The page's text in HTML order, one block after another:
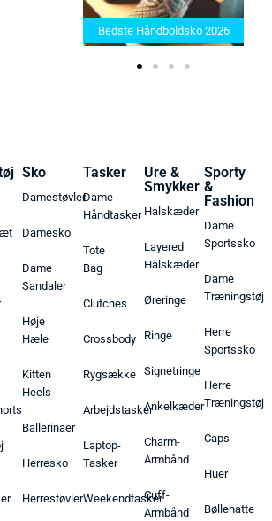
Håndboldsko 2026
Bedste
2025: Find den rette til
behov
Sko
Damestøvler
Damesko
Dame
Sandaler
Høje
Hæle
Kitten
Heels
Ballerinaer
Herresko
Herrestøvler
Tasker
Dame
Håndtasker
Tote
Bag
Clutches
Crossbody
Rygsække
Arbejdstasker
Laptop-
Tasker
Weekendtasker
Ure &
Smykker
Halskæder
Layered
Halskæder
Øreringe
Ringe
Signetringe
Ankelkæder
Charm-
Armbånd
Cuff-
Armbånd
Sporty
&
Fashion
Dame
Sportssko
Dame
Træningstøj
Herre
Sportssko
Herre
Træningstøj
Caps
Huer
Bøllehatte